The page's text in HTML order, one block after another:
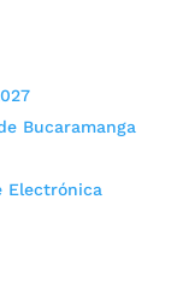
Bucaramanga
Electrónica
con
hizo entrega